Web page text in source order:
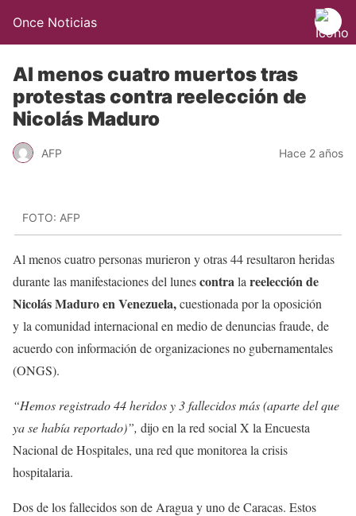
Once Noticias
Al menos cuatro muertos tras
protestas contra reelección de
Nicolás Maduro
AFP Hace 2 años
FOTO: AFP
Al menos cuatro personas murieron y otras 44 resultaron heridas
durante las manifestaciones del lunescontrala reelección de
Nicolás Maduro en Venezuela,cuestionada por la oposición
y la comunidad internacional en medio de denuncias fraude, de
acuerdo con información de organizaciones no gubernamentales
(ONGS).
“Hemos registrado 44 heridos y 3 fallecidos más (aparte del que
ya se había reportado)”, dijo en la red social X la Encuesta
Nacional de Hospitales, una red que monitorea la crisis
hospitalaria.
Dos de los fallecidos son de Aragua y uno de Caracas. Estos